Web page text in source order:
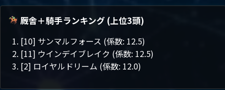
厩舎＋騎手ランキング (上位3頭)
[10] サンマルフォース (係数: 12.5)
[11] ウインデイブレイク (係数: 12.5)
[2] ロイヤルドリーム (係数: 12.0)